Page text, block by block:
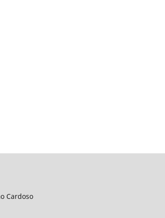
Cardoso